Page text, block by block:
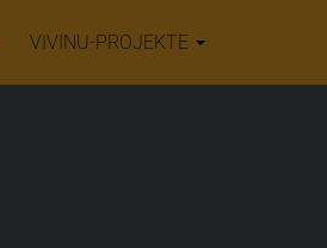
VIVINU-PROJEKTE